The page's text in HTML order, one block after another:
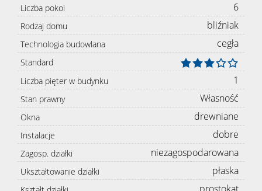
Liczba pokoi 6
Rodzaj domu bliźniak
Technologia budowlana cegła
Standard
Liczba pięter w budynku
1
Stan prawny Własność
Okna drewniane
Instalacje dobre
Zagosp. działki niezagospodarowana
Ukształtowanie działki płaska